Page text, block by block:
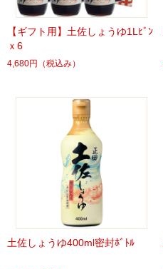
【ギフト用】土佐しょうゆ1Lﾋﾞﾝ
ｘ6
4,680円 （税込み）
土佐しょうゆ400ml密封ﾎﾞﾄﾙ